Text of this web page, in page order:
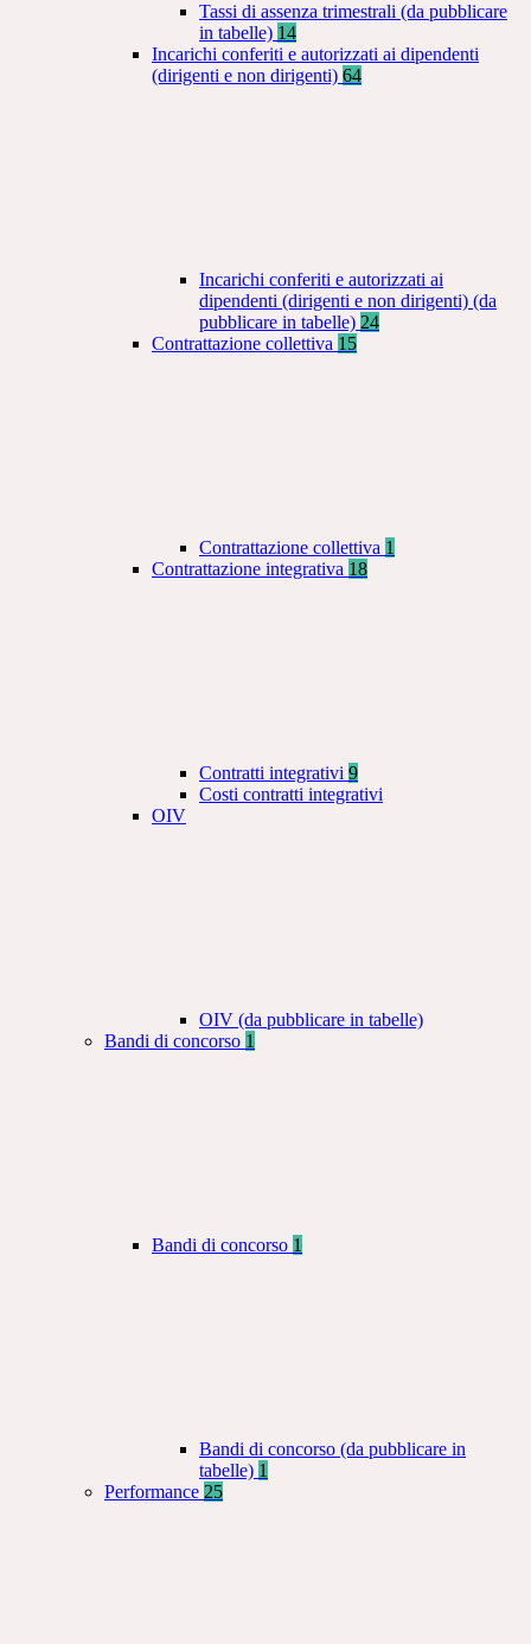
Tassi di assenza trimestrali (da pubblicare
in tabelle) 14
Incarichi conferiti e autorizzati ai dipendenti
(dirigenti e non dirigenti) 64
Incarichi conferiti e autorizzati ai
dipendenti (dirigenti e non dirigenti) (da
pubblicare in tabelle) 24
Contrattazione collettiva 15
Contrattazione collettiva 1
Contrattazione integrativa 18
Contratti integrativi 9
Costi contratti integrativi
OIV
OIV (da pubblicare in tabelle)
Bandi di concorso 1
Bandi di concorso 1
Bandi di concorso (da pubblicare in
tabelle) 1
Performance 25